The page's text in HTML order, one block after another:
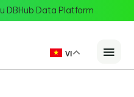
DBHub Data Platform
VI